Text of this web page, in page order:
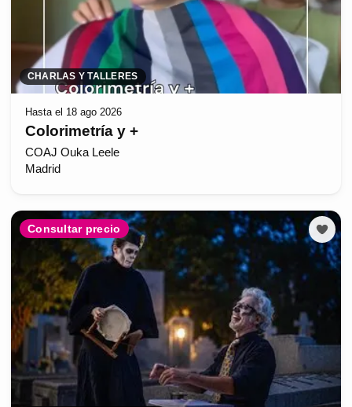
CHARLAS Y TALLERES
Hasta el 18 ago 2026
Colorimetría y +
COAJ Ouka Leele
Madrid
Consultar precio